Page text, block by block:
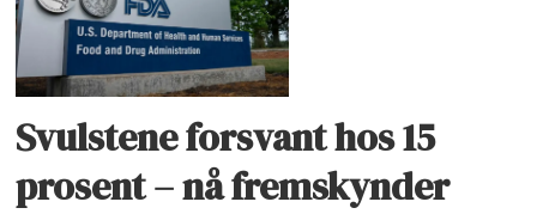
Svulstene forsvant hos 15
prosent – nå fremskynder